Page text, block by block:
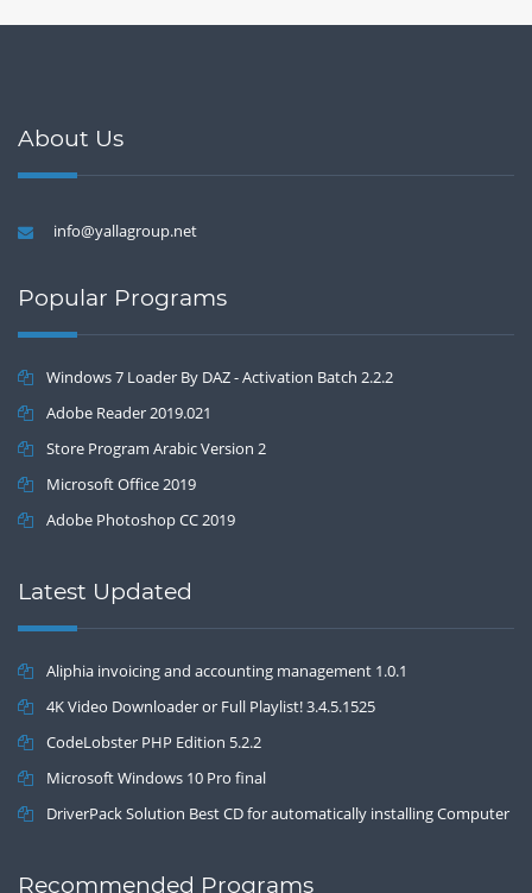
About Us
info@yallagroup.net
Popular Programs
Windows 7 Loader By DAZ - Activation Batch 2.2.2
Adobe Reader 2019.021
Store Program Arabic Version 2
Microsoft Office 2019
Adobe Photoshop CC 2019
Latest Updated
Aliphia invoicing and accounting management 1.0.1
4K Video Downloader or Full Playlist! 3.4.5.1525
CodeLobster PHP Edition 5.2.2
Microsoft Windows 10 Pro final
DriverPack Solution Best CD for automatically installing Computer
Recommended Programs